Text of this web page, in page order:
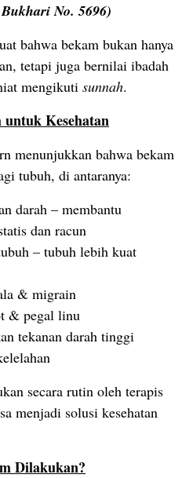
No. 5696)
bahwa bekam bukan hanya
tetapi juga bernilai ibadah
mengikuti sunnah.
Kesehatan
menunjukkan bahwa bekam
tubuh, di antaranya:
darah – membantu
dan racun
– tubuh lebih kuat
& migrain
& pegal linu
tekanan darah tinggi
secara rutin oleh terapis
menjadi solusi kesehatan
Dilakukan?